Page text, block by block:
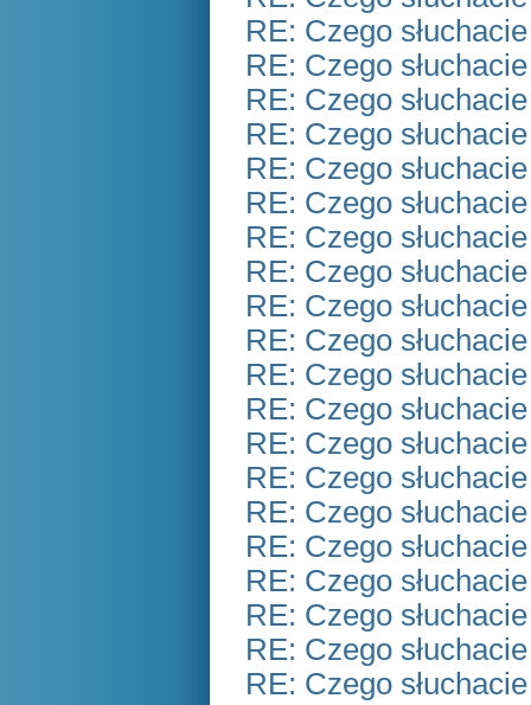
RE: Czego
RE: Czego
RE: Czego
RE: Czego
RE: Czego
RE: Czego
RE: Czego
RE: Czego
RE: Czego
RE: Czego
RE: Czego
RE: Czego
RE: Czego
RE: Czego
RE: Czego
RE: Czego
RE: Czego
RE: Czego
RE: Czego
RE: Czego